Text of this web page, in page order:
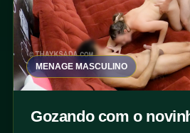
MENAGE MASCULINO
Gozando com o